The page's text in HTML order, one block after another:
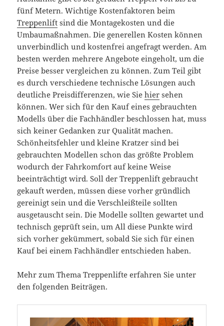
fünf Metern. Wichtige Kostenfaktoren beim
Treppenlift sind die Montagekosten und die
Umbaumaßnahmen. Die generellen Kosten können
unverbindlich und kostenfrei angefragt werden. Am
besten werden mehrere Angebote eingeholt, um die
Preise besser vergleichen zu können. Zum Teil gibt
es durch verschiedene technische Lösungen auch
deutliche Preisdifferenzen, wie Siehier sehen
können. Wer sich für den Kauf eines gebrauchten
Modells über die Fachhändler beschlossen hat, muss
sich keiner Gedanken zur Qualität machen.
Schönheitsfehler und kleine Kratzer sind bei
gebrauchten Modellen schon das größte Problem
wodurch der Fahrkomfort auf keine Weise
beeinträchtigt wird. Soll der Treppenlift gebraucht
gekauft werden, müssen diese vorher gründlich
gereinigt sein und die Verschleißteile sollten
ausgetauscht sein. Die Modelle sollten gewartet und
technisch geprüft sein, um All diese Punkte wird
sich vorher gekümmert, sobald Sie sich für einen
Kauf bei einem Fachhändler entschieden haben.
Mehr zum Thema Treppenlifte erfahren Sie unter
den folgenden Beiträgen.